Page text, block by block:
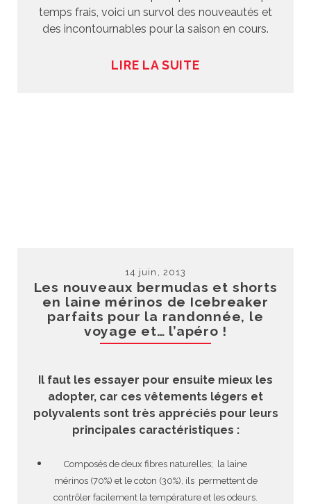
temps frais, voici un survol des nouveautés et
des incontournables pour la saison en cours.
LIRE LA SUITE
14 juin, 2013
Les nouveaux bermudas et shorts
en laine mérinos de Icebreaker
parfaits pour la randonnée, le
voyage et… l’apéro !
Il faut les essayer pour ensuite mieux les
adopter, car ces vêtements légers et
polyvalents sont très appréciés pour leurs
principales caractéristiques :
Composés de deux fibres naturelles; la laine
mérinos (70%) et le coton (30%), ils permettent de
contrôler facilement la température et les odeurs.